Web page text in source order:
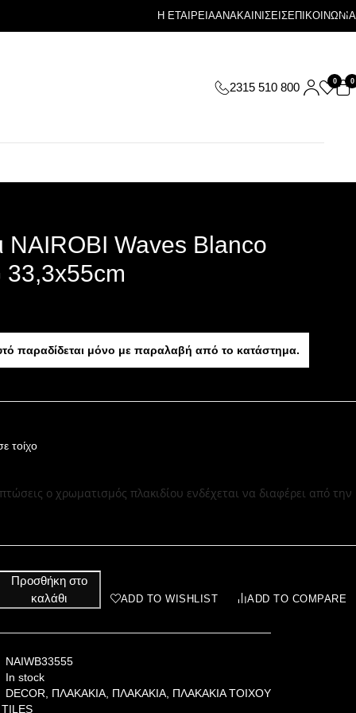
Η ΕΤΑΙΡΕΙΑΑΝΑΚΑΙΝΙΣΕΙΣΕΠΙΚΟΙΝΩΝΙΑ
2315 510 800 0 0
NAIROBI Waves Blanco
33,3x55cm
παραδίδεται μόνο με παραλαβή από το κατάστημα.
τοίχο
ο χρωματισμός πλακιδίου ενδέχεται να διαφέρει από την
Προσθήκη στο
καλάθι
ADD TO WISHLIST ADD TO COMPARE
NAIWB33555
In stock
DECOR
ΠΛΑΚΑΚΙΑ, ΠΛΑΚΑΚΙΑ, ΠΛΑΚΑΚΙΑ ΤΟΙΧΟΥ